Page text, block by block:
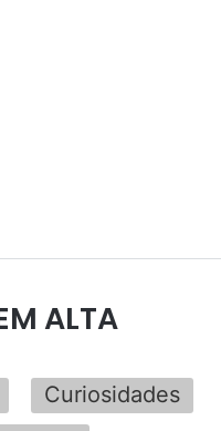
ALTA
Curiosidades